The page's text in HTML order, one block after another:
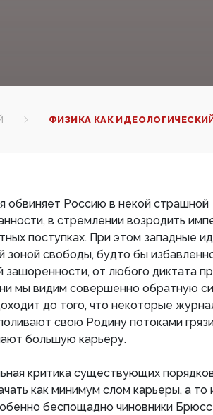
ФИЗИКА КАК
обвиняет Россию в некой страшной
в стремлении возродить
поступках. При этом западные
зоной свободы, будто бы
зашоренности, от любого диктата
мы видим совершенно обратную
до того, что некоторые
свою Родину потоками
большую карьеру.
критика существующих
как минимум слом карьеры, а
беспощадно чиновники